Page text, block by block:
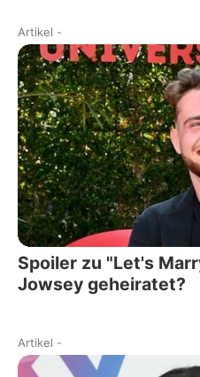
Artikel -
Spoiler zu "Let's
Jowsey geheiratet?
Artikel -